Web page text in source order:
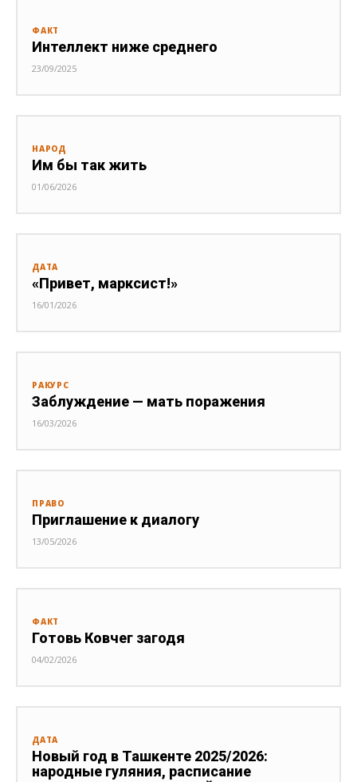
ФАКТ
Интеллект ниже среднего
23/09/2025
НАРОД
Им бы так жить
01/06/2026
ДАТА
«Привет, марксист!»
16/01/2026
РАКУРС
Заблуждение — мать поражения
16/03/2026
ПРАВО
Приглашение к диалогу
13/05/2026
ФАКТ
Готовь Ковчег загодя
04/02/2026
ДАТА
Новый год в Ташкенте 2025/2026:
народные гуляния, расписание